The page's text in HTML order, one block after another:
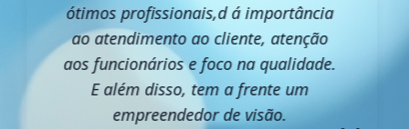
ótimos profissionais,d á importância
ao atendimento ao cliente, atenção
aos funcionários e foco na qualidade.
E além disso, tem a frente um
empreendedor de visão.